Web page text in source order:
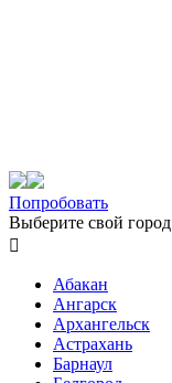
Попробовать
Выберите свой город

Абакан
Ангарск
Архангельск
Астрахань
Барнаул